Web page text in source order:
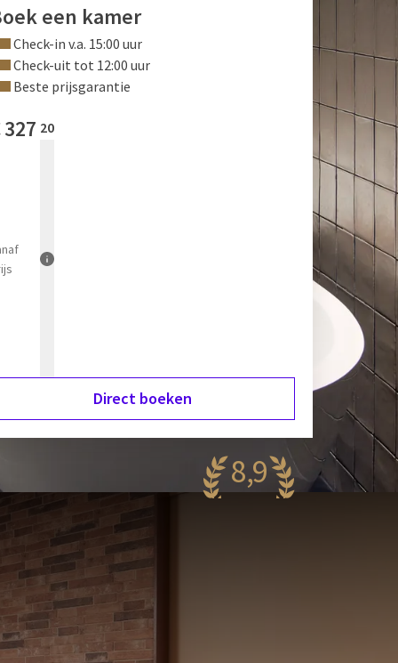
een kamer
Check-in v.a. 15:00 uur
Check-uit tot 12:00 uur
Beste prijsgarantie
327 20
Direct boeken
8,9
reviews